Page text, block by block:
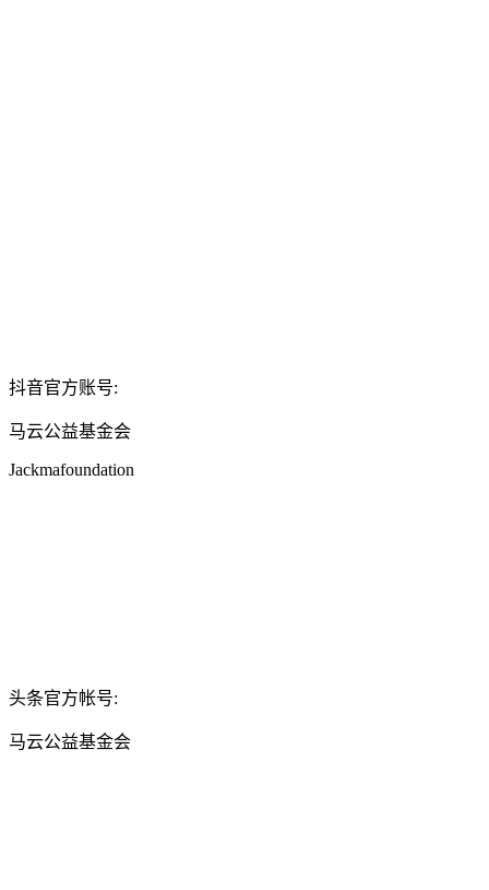
抖音官方账号:
马云公益基金会
Jackmafoundation
头条官方帐号:
马云公益基金会